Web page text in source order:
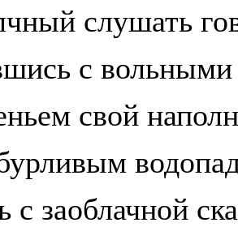
слушать
с вольными
свой
с заоблачной